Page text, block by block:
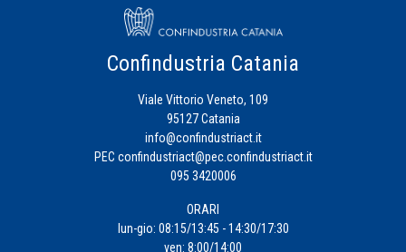
Confindustria Catania
Viale Vittorio Veneto, 109
95127 Catania
info@confindustriact.it
PEC confindustriact@pec.confindustriact.it
095 3420006
ORARI
lun-gio: 08:15/13:45 - 14:30/17:30
ven: 8:00/14:00